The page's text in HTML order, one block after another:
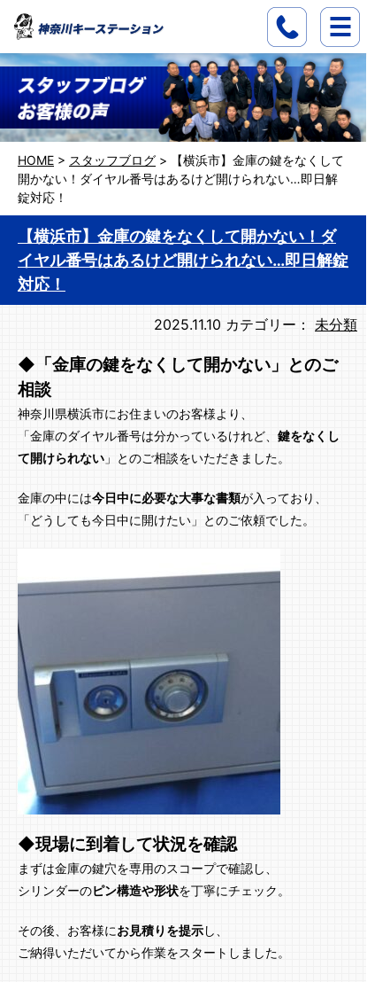
HOME > スタッフブログ >
【横浜市】金庫の鍵をなくして
開かない！ダイヤル番号はあるけど開けられない…即日解
錠対応！
【横浜市】金庫の鍵をなくして開かない！ダ
イヤル番号はあるけど開けられない…即日解錠
対応！
2025.11.10 カテゴリー： 未分類
◆「金庫の鍵をなくして開かない」とのご
相談
神奈川県横浜市にお住まいのお客様より、
「金庫のダイヤル番号は分かっているけれど、 鍵をなくし
て開けられない 」とのご相談をいただきました。
金庫の中には今日中に必要な大事な書類が入っており、
「どうしても今日中に開けたい」とのご依頼でした。
◆現場に到着して状況を確認
まずは金庫の鍵穴を専用のスコープで確認し、
シリンダーのピン構造や形状を丁寧にチェック。
その後、お客様にお見積りを提示し、
ご納得いただいてから作業をスタートしました。